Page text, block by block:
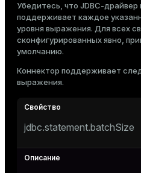
Убедитесь, что JDBC-
поддерживает каждое
уровня выражения. Для всех
сконфигурированных явно,
умолчанию.
Коннектор поддерживает
выражения.
jdbc.statement.batchSize